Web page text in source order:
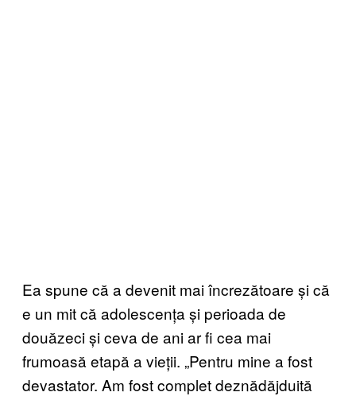
Ea spune că a devenit mai încrezătoare și că
e un mit că adolescența și perioada de
douăzeci și ceva de ani ar fi cea mai
frumoasă etapă a vieții. „Pentru mine a fost
devastator. Am fost complet deznădăjduită